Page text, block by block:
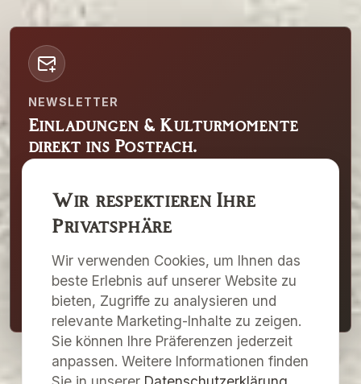
Wir respektieren Ihre
Privatsphäre
Wir verwenden Cookies, um Ihnen das
beste Erlebnis auf unserer Website zu
bieten, Zugriffe zu analysieren und
relevante Marketing-Inhalte zu zeigen.
Sie können Ihre Präferenzen jederzeit
anpassen. Weitere Informationen finden
NEWSLETTER
Einladungen & Kulturmomente
direkt ins Postfach.
Events und besonderen Programmpunkten
der Galerie Merkima und des Kulturzentrums
Newsletter abonnieren